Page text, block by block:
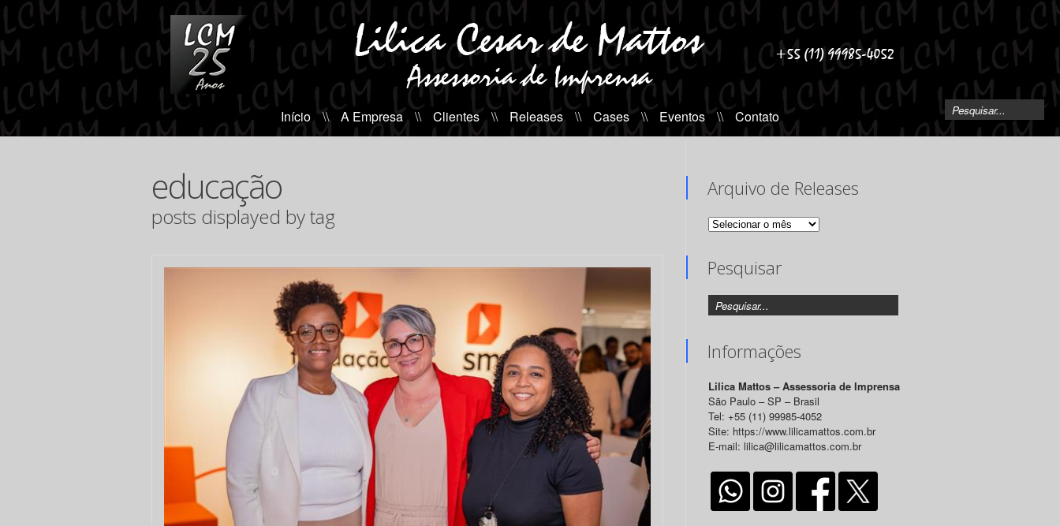
Início \\ A Empresa \\ Clientes \\ Releases \\ Cases \\ Eventos \\ Contato
educação
posts displayed by tag
Arquivo de Releases
Arquivo
Pesquisar
Informações
Lilica Mattos – Assessoria de Imprensa
São Paulo – SP – Brasil
Tel: +55 (11) 99985-4052
Site: https://www.lilicamattos.com.br
E-mail: lilica@lilicamattos.com.br